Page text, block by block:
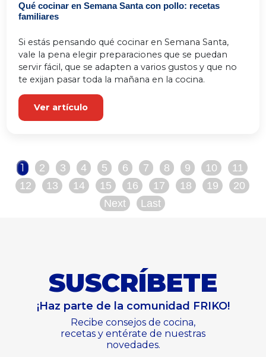
Qué cocinar en Semana Santa con pollo: recetas
familiares
Si estás pensando qué cocinar en Semana Santa,
vale la pena elegir preparaciones que se puedan
servir fácil, que se adapten a varios gustos y que no
te exijan pasar toda la mañana en la cocina.
Ver artículo
1 2 3 4 5 6 7 8 9 10
11
12
13 14 15 16 17 18 19
20
Next
Last
SUSCRÍBETE
¡Haz parte de la comunidad FRIKO!
Recibe consejos de cocina,
recetas y entérate de nuestras
novedades.